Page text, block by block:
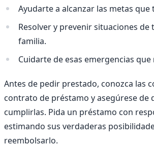
Ayudarte a alcanzar las metas que
Resolver y prevenir situaciones de
familia.
Cuidarte de esas emergencias que
Antes de pedir prestado, conozca las
contrato de préstamo y asegúrese de
cumplirlas. Pida un préstamo con
estimando sus verdaderas
reembolsarlo.